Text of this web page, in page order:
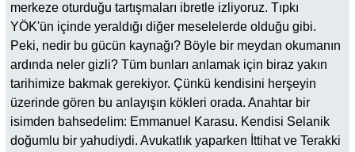
merkeze oturduğu tartışmaları ibretle izliyoruz. Tıpkı
YÖK'ün içinde yeraldığı diğer meselelerde olduğu gibi.
Peki, nedir bu gücün kaynağı? Böyle bir meydan okumanın
ardında neler gizli? Tüm bunları anlamak için biraz yakın
tarihimize bakmak gerekiyor. Çünkü kendisini herşeyin
üzerinde gören bu anlayışın kökleri orada. Anahtar bir
isimden bahsedelim: Emmanuel Karasu. Kendisi Selanik
doğumlu bir yahudiydi. Avukatlık yaparken İttihat ve Terakki